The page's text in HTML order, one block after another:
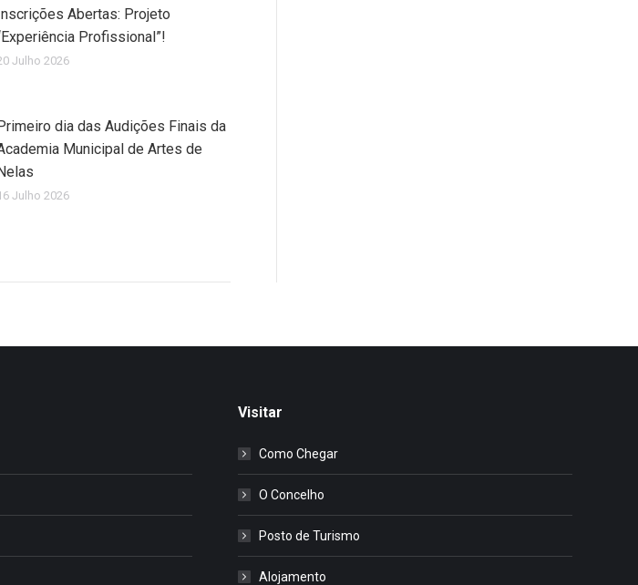
Abertas: Projeto
Profissional”!
Julho 2026
dia das Audições Finais da
Municipal de Artes de
Julho 2026
Visitar
Como Chegar
O Concelho
Posto de Turismo
Alojamento